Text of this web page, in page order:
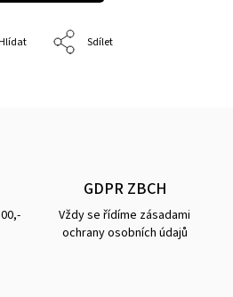
Sdílet
GDPR ZBCH
Vždy se řídíme zásadami
ochrany osobních údajů